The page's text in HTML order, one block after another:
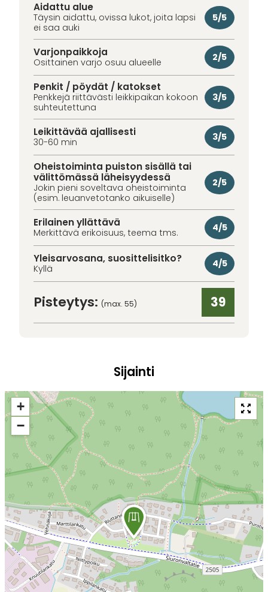
Aidattu alue
Täysin aidattu, ovissa lukot, joita lapsi
ei saa auki
5/5
Varjonpaikkoja
Osittainen varjo osuu alueelle 2/5
Penkit / pöydät / katokset
Penkkejä riittävästi leikkipaikan kokoon
suhteutettuna
3/5
Leikittävää ajallisesti
30-60 min 3/5
Oheistoiminta puiston sisällä tai
välittömässä läheisyydessä
Jokin pieni soveltava oheistoiminta
(esim. leuanvetotanko aikuiselle)
2/5
Erilainen yllättävä
Merkittävä erikoisuus, teema tms. 4/5
Yleisarvosana, suosittelisitko?
Kyllä 4/5
Pisteytys: (max. 55) 39
Sijainti
+
−